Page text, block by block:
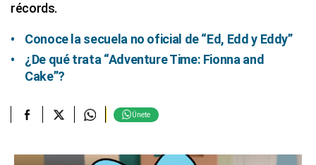
récords.
Conoce la secuela no oficial de “Ed, Edd y Eddy”
¿De qué trata “Adventure Time: Fionna and
Cake”?
Únete